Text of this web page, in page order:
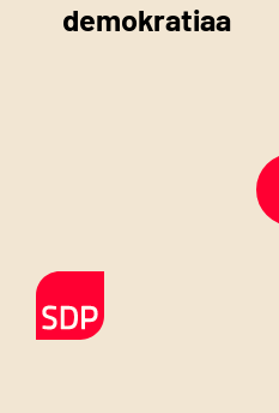
demokratiaa
Etusivulle